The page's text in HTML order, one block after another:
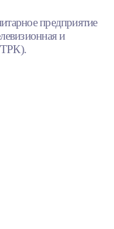
предприятие
и